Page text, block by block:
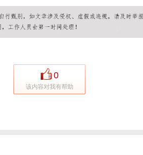
0
该内容对我有帮助